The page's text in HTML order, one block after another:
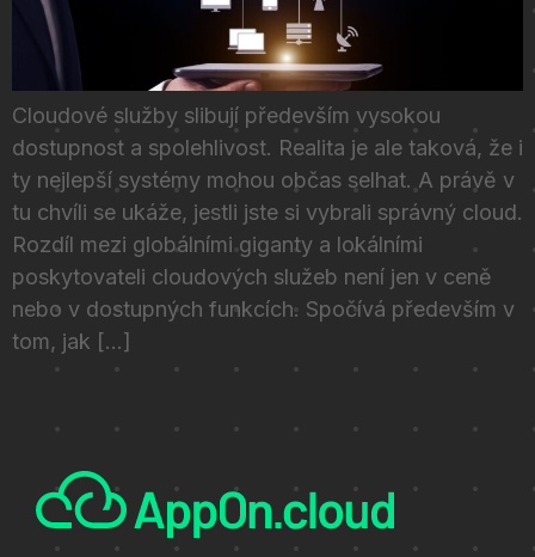
Cloudové služby slibují především vysokou
dostupnost a spolehlivost. Realita je ale taková, že i
ty nejlepší systémy mohou občas selhat. A právě v
tu chvíli se ukáže, jestli jste si vybrali správný cloud.
Rozdíl mezi globálními giganty a lokálními
poskytovateli cloudových služeb není jen v ceně
nebo v dostupných funkcích. Spočívá především v
tom, jak […]